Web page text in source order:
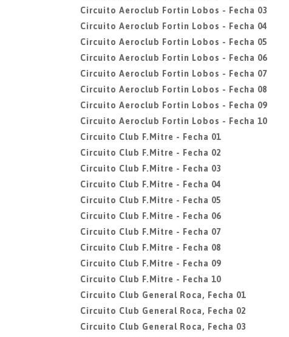
Circuito Aeroclub Fortin Lobos - Fecha 03
Circuito Aeroclub Fortin Lobos - Fecha 04
Circuito Aeroclub Fortin Lobos - Fecha 05
Circuito Aeroclub Fortin Lobos - Fecha 06
Circuito Aeroclub Fortin Lobos - Fecha 07
Circuito Aeroclub Fortin Lobos - Fecha 08
Circuito Aeroclub Fortin Lobos - Fecha 09
Circuito Aeroclub Fortin Lobos - Fecha 10
Circuito Club F.Mitre - Fecha 01
Circuito Club F.Mitre - Fecha 02
Circuito Club F.Mitre - Fecha 03
Circuito Club F.Mitre - Fecha 04
Circuito Club F.Mitre - Fecha 05
Circuito Club F.Mitre - Fecha 06
Circuito Club F.Mitre - Fecha 07
Circuito Club F.Mitre - Fecha 08
Circuito Club F.Mitre - Fecha 09
Circuito Club F.Mitre - Fecha 10
Circuito Club General Roca, Fecha 01
Circuito Club General Roca, Fecha 02
Circuito Club General Roca, Fecha 03